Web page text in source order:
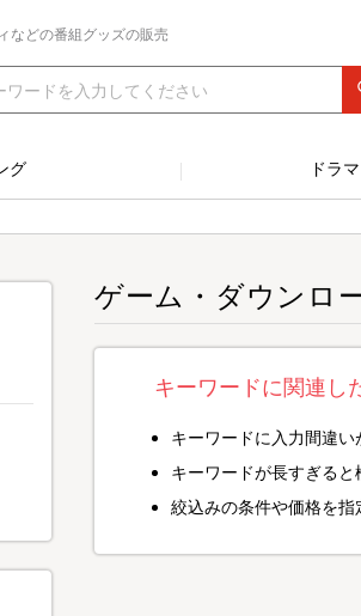
などの番組グッズの販売
グ ドラ
ゲーム・ダウンロ
キーワードに関連し
キーワードに入力間違い
キーワードが長すぎると
絞込みの条件や価格を指